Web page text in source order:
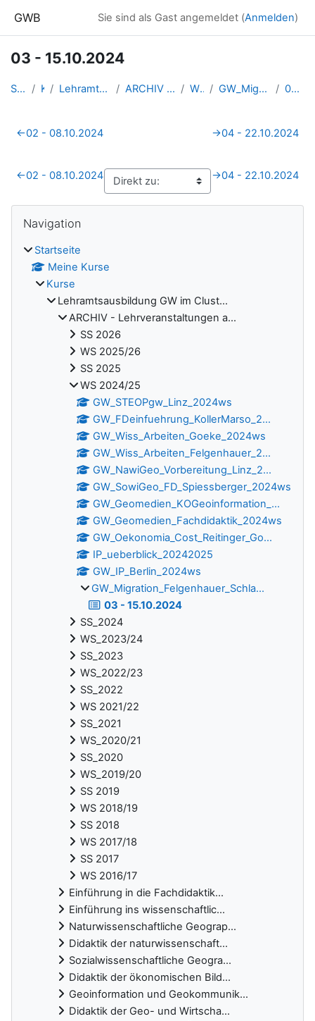
GWB Sie sind als Gast angemeldet (Anmelden)
03 - 15.10.2024
Startseite Kurse Lehramtsausbildung GW im Clust... ARCHIV - Lehrveranstaltungen a... WS 2024/25 GW_Migration_Felgenhauer_Schla... 03 - 15.10.2024
Abschnittsübersicht
←02 - 08.10.2024 →04 - 22.10.2024
←02 - 08.10.2024 →04 - 22.10.2024
Navigation
Startseite
Meine Kurse
Kurse
Lehramtsausbildung GW im Clust...
ARCHIV - Lehrveranstaltungen a...
SS 2026
WS 2025/26
SS 2025
WS 2024/25
GW_STEOPgw_Linz_2024ws
GW_FDeinfuehrung_KollerMarso_2...
GW_Wiss_Arbeiten_Goeke_2024ws
GW_Wiss_Arbeiten_Felgenhauer_2...
GW_NawiGeo_Vorbereitung_Linz_2...
GW_SowiGeo_FD_Spiessberger_2024ws
GW_Geomedien_KOGeoinformation_...
GW_Geomedien_Fachdidaktik_2024ws
GW_Oekonomia_Cost_Reitinger_Go...
IP_ueberblick_20242025
GW_IP_Berlin_2024ws
GW_Migration_Felgenhauer_Schla...
03 - 15.10.2024
SS_2024
WS_2023/24
SS_2023
WS_2022/23
SS_2022
WS 2021/22
SS_2021
WS_2020/21
SS_2020
WS_2019/20
SS 2019
WS 2018/19
SS 2018
WS 2017/18
SS 2017
WS 2016/17
Einführung in die Fachdidaktik...
Einführung ins wissenschaftlic...
Naturwissenschaftliche Geograp...
Didaktik der naturwissenschaft...
Sozialwissenschaftliche Geogra...
Didaktik der ökonomischen Bild...
Geoinformation und Geokommunik...
Didaktik der Geo- und Wirtscha...